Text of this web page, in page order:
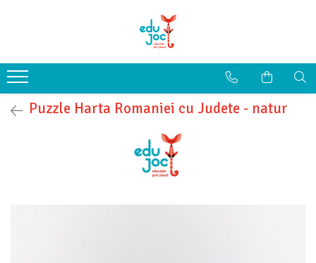
1-2 ani
3-4 ani
5-7 ani
Puzzle Harta Romaniei cu Judete - natur